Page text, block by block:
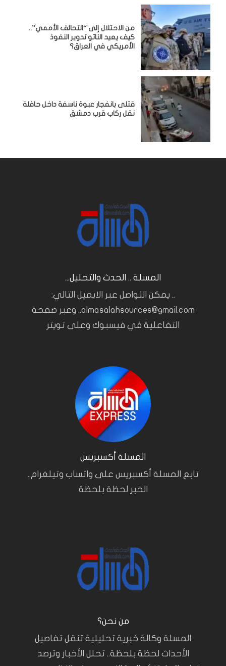
من الاحتلال إلى “التحالف الأممي”..
كيف يعيد الناتو تدوير النفوذ
الأمريكي في العراق؟
قتلى بانفجار عبوة ناسفة داخل حافلة
نقل ركاب قرب دمشق
المسلة .. الحدث والتحليل...
.. يمكن التواصل عبر الايميل التالي:
almasalahsources@gmail.com.. وعبر صفحة
التفاعلية في فيسبوك وعلى تويتر
المسلة أكسبريس
تابع المسلة أكسبريس على واتساب وتيلغرام..
الخبر لحظة بلحظة
من نحن؟
المسلة وكالة خبرية تحليلية تنقل تفاصيل
الأحداث لحظة بلحظة.. تحلل الأخبار وترصد